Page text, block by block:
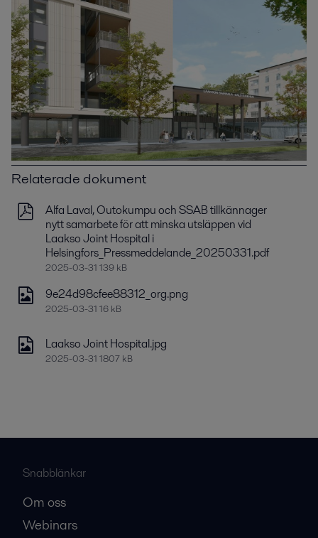
Relaterade dokument
Alfa Laval, Outokumpu och SSAB tillkännager
nytt samarbete för att minska utsläppen vid
Laakso Joint Hospital i
Helsingfors_Pressmeddelande_20250331.pdf
2025-03-31 139 kB
9e24d98cfee88312_org.png
2025-03-31 16 kB
Laakso Joint Hospital.jpg
2025-03-31 1807 kB
Snabblänkar
Om oss
Webinars